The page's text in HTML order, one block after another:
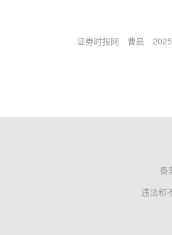
证券时报网 曹晨
备
违法和